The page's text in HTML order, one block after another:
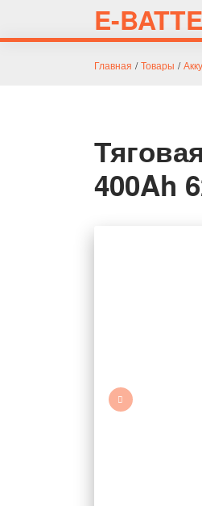
E-
Главная / Товары /
400Ah